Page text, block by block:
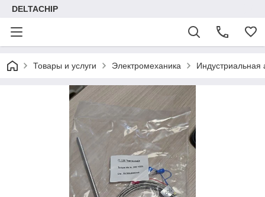
DELTACHIP
Товары и услуги Электромеханика Индустриальная